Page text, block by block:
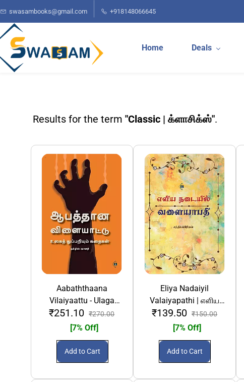
main
content
swasambooks@gmail.com +918148066645
Home Deals
Results for the term "Classic | க்ளாசிக்ஸ்".
Aabaththaana
Vilaiyaattu - Ulaga
Thuppariyum Kathaigal
| ஆபத்தான விளையாட்டு
கதைகள்
₹251.10 ₹270.00
[7% Off]
Add to Cart
Eliya Nadaiyil
Valaiyapathi | எளிய
நடையில் வளையாபதி
₹139.50 ₹150.00
[7% Off]
Add to Cart